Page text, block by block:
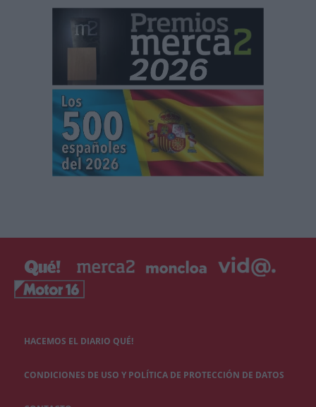
HACEMOS EL DIARIO QUÉ!
CONDICIONES DE USO Y POLÍTICA DE PROTECCIÓN DE DATOS